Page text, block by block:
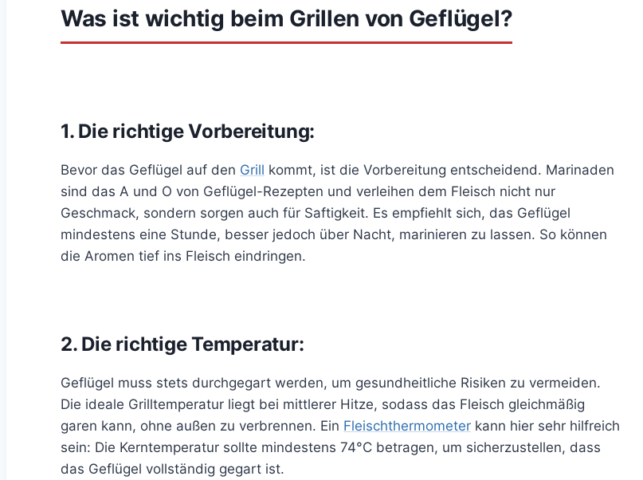
Was ist wichtig beim Grillen von Geflügel?
1. Die richtige Vorbereitung:
Bevor das Geflügel auf den Grill kommt, ist die Vorbereitung entscheidend. Marinaden
sind das A und O von Geflügel-Rezepten und verleihen dem Fleisch nicht nur
Geschmack, sondern sorgen auch für Saftigkeit. Es empfiehlt sich, das Geflügel
mindestens eine Stunde, besser jedoch über Nacht, marinieren zu lassen. So können
die Aromen tief ins Fleisch eindringen.
2. Die richtige Temperatur:
Geflügel muss stets durchgegart werden, um gesundheitliche Risiken zu vermeiden.
Die ideale Grilltemperatur liegt bei mittlerer Hitze, sodass das Fleisch gleichmäßig
garen kann, ohne außen zu verbrennen. Ein Fleischthermometer kann hier sehr hilfreich
sein: Die Kerntemperatur sollte mindestens 74°C betragen, um sicherzustellen, dass
das Geflügel vollständig gegart ist.